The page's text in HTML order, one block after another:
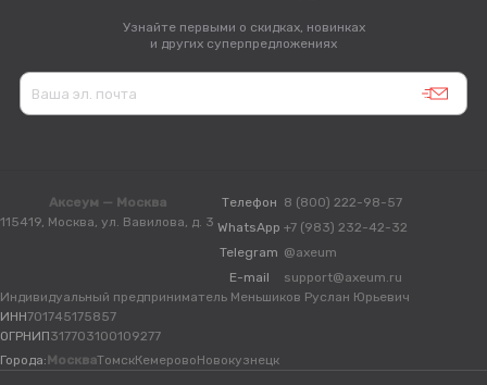
Узнайте первыми о скидках, новинках
и других суперпредложениях
Аксеум — Москва
115419, Москва, ул. Вавилова, д. 3
Телефон 8 (800) 222-98-57
WhatsApp +7 (983) 232-42-32
Telegram @axeum
E-mail
support@axeum.ru
Индивидуальный предприниматель Меньшиков Руслан Юрьевич
ИНН701745175857
ОГРНИП317703100109277
Города: МоскваТомскКемеровоНовокузнецк